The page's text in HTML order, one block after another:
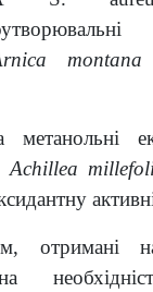
montana
метанольні
Achillea
отримані